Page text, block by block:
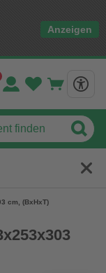
Anzeigen
cm, (BxHxT)